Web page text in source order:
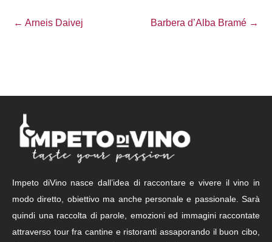
← Arneis Daivej Barbera d’Alba Bramé →
Impeto diVino nasce dall’idea di raccontare e vivere il vino in
modo diretto, obiettivo ma anche personale e passionale. Sarà
quindi una raccolta di parole, emozioni ed immagini raccontate
attraverso tour fra cantine e ristoranti assaporando il buon cibo,